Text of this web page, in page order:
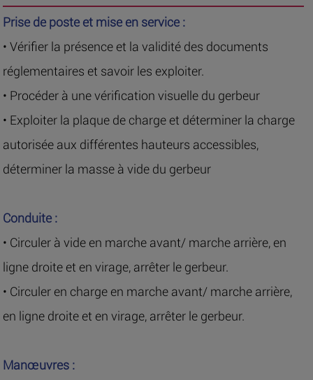
Prise de poste et mise en service :
• Vérifier la présence et la validité des documents
réglementaires et savoir les exploiter.
• Procéder à une vérification visuelle du gerbeur
• Exploiter la plaque de charge et déterminer la charge
autorisée aux différentes hauteurs accessibles,
déterminer la masse à vide du gerbeur
Conduite :
• Circuler à vide en marche avant/ marche arrière, en
ligne droite et en virage, arrêter le gerbeur.
• Circuler en charge en marche avant/ marche arrière,
en ligne droite et en virage, arrêter le gerbeur.
Manœuvres :